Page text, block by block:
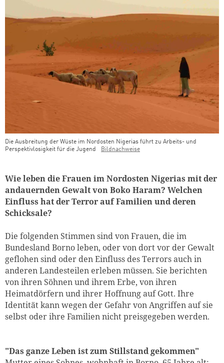
Die Ausbreitung der Wüste im Nordosten Nigerias führt zu Arbeits- und
Perspektivlosigkeit für die Jugend
Bildnachweise
Wie leben die Frauen im Nordosten Nigerias mit der
andauernden Gewalt von Boko Haram? Welchen
Einfluss hat der Terror auf Familien und deren
Schicksale?
Die folgenden Stimmen sind von Frauen, die im
Bundesland Borno leben, oder von dort vor der Gewalt
geflohen sind oder den Einfluss des Terrors auch in
anderen Landesteilen erleben müssen. Sie berichten
von ihren Söhnen und ihrem Erbe, von ihren
Heimatdörfern und ihrer Hoffnung auf Gott. Ihre
Identität kann wegen der Gefahr von Angriffen auf sie
selbst oder ihre Familien nicht preisgegeben werden.
"Das ganze Leben ist zum Stillstand gekommen"